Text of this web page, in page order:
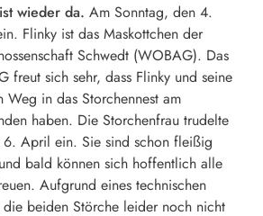
wieder da. Am Sonntag, den 4.
Flinky ist das Maskottchen der
Schwedt (WOBAG). Das
freut sich sehr, dass Flinky und seine
Weg in das Storchennest am
haben. Die Storchenfrau trudelte
6. April ein. Sie sind schon fleißig
bald können sich hoffentlich alle
Aufgrund eines technischen
die beiden Störche leider noch nicht